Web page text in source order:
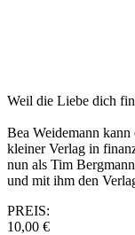
Weil die Liebe dich
Bea Weidemann kann
kleiner Verlag in
nun als Tim
und mit ihm den
PREIS:
10,00 €